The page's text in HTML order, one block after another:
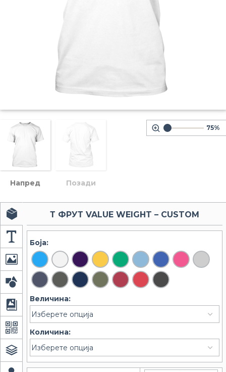
Т ФРУТ VALUE WEIGHT – CUSTOM
Боја:
Величина:
Количина:
Напред Позади
75%